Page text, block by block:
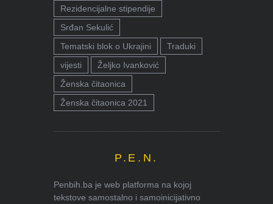
Rezidencijalne stipendije
Srđan Sekulić
Tematski blok o Ukrajini
Traduki
vijesti
Željko Ivanković
Ženska čitaonica
Ženska čitaonica 2021
P.E.N.
Penbih.ba je web platforma na kojoj
tekstove samostalno i samoinicijativno